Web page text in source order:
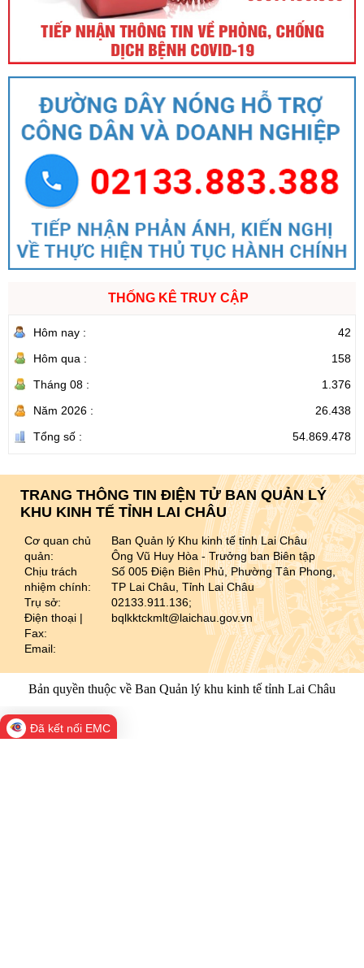
THỐNG KÊ TRUY CẬP
Hôm nay :
42
Hôm qua :
158
Tháng 08 :
1.376
Năm 2026 :
26.438
Tổng số :
54.869.478
TRANG THÔNG TIN ĐIỆN TỬ BAN QUẢN LÝ
KHU KINH TẾ TỈNH LAI CHÂU
Cơ quan chủ
quản:
Chịu trách
nhiệm chính:
Trụ sở:
Điện thoại |
Fax:
Email:
Ban Quản lý Khu kinh tế tỉnh Lai Châu
Ông Vũ Huy Hòa - Trưởng ban Biên tập
Số 005 Điện Biên Phủ, Phường Tân Phong,
TP Lai Châu, Tỉnh Lai Châu
02133.911.136;
bqlkktckmlt@laichau.gov.vn
Bản quyền thuộc về Ban Quản lý khu kinh tế tỉnh Lai Châu
Đã kết nối EMC